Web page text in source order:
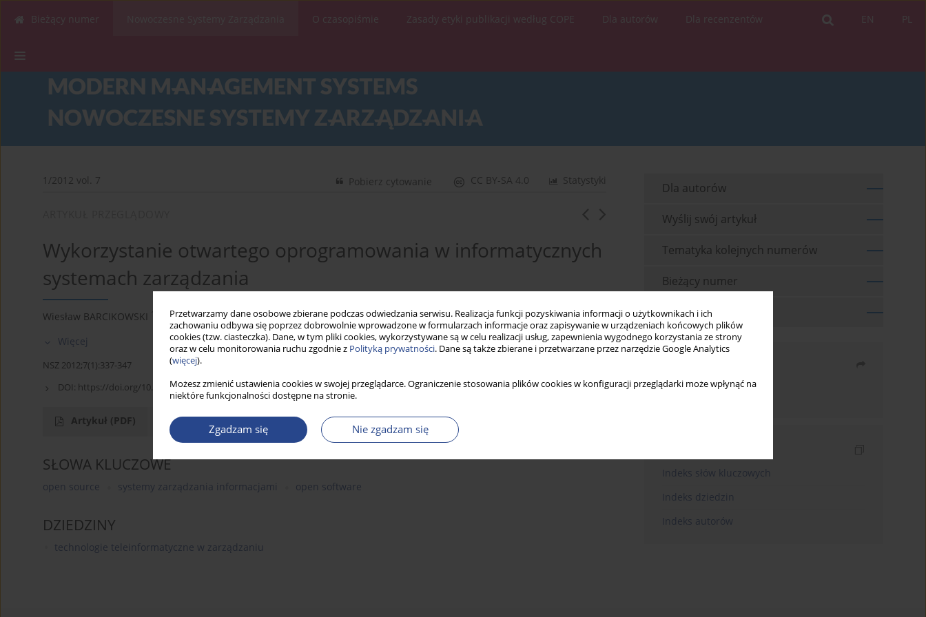
Przetwarzamy dane osobowe zbierane podczas odwiedzania serwisu. Realizacja funkcji pozyskiwania informacji o użytkownikach i ich
zachowaniu odbywa się poprzez dobrowolnie wprowadzone w formularzach informacje oraz zapisywanie w urządzeniach końcowych plików
cookies (tzw. ciasteczka). Dane, w tym pliki cookies, wykorzystywane są w celu realizacji usług, zapewnienia wygodnego korzystania ze strony
oraz w celu monitorowania ruchu zgodnie z Polityką prywatności. Dane są także zbierane i przetwarzane przez narzędzie Google Analytics
(więcej).
Możesz zmienić ustawienia cookies w swojej przeglądarce. Ograniczenie stosowania plików cookies w konfiguracji przeglądarki może wpłynąć na
niektóre funkcjonalności dostępne na stronie.
Zgadzam się Nie zgadzam się
PL
EN
Bieżący numer O czasopiśmie Zasady etyki publikacji według COPE Dla autorów Dla recenzentów
1/2012 vol. 7 Statystyki
CC BY-SA 4.0
Pobierz cytowanie
Wykorzystanie otwartego oprogramowania w informatycznych
systemach zarządzania
Wiesław BARCIKOWSKI
Więcej
NSZ 2012;7(1):337-347
DOI: https://doi.org/10.5604/18969380.1159256
Artykuł (PDF)
SŁOWA KLUCZOWE
open source systemy zarządzania informacjami open software
DZIEDZINY
technologie teleinformatyczne w zarządzaniu
Dla autorów
Wyślij swój artykuł
Tematyka kolejnych numerów
Bieżący numer
Archiwum
Indeks słów kluczowych
Indeks dziedzin
Indeks autorów